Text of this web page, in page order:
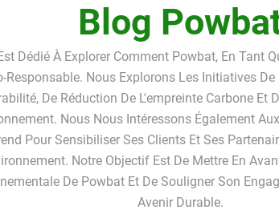
Blog
Dédié À Explorer Comment Powbat, En Tant
Responsable. Nous Explorons Les Initiatives
De Réduction De L'empreinte Carbone Et
Nous Nous Intéressons Également
Pour Sensibiliser Ses Clients Et Ses
Notre Objectif Est De Mettre En
De Powbat Et De Souligner Son
Avenir Durable.